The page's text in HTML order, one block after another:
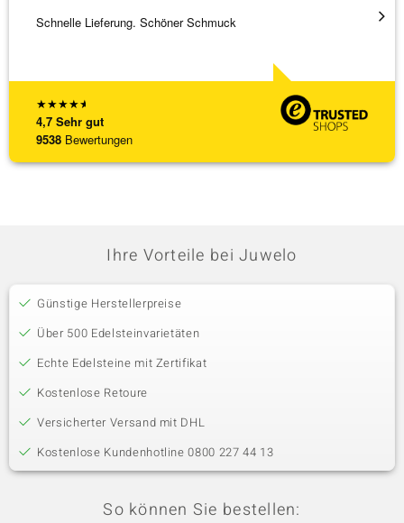
★★★★★
4,7 Sehr gut
9538 Bewertungen
Schnelle Lieferung. Schöner Schmuck
Bin
Ihre Vorteile bei Juwelo
Günstige Herstellerpreise
Über 500 Edelsteinvarietäten
Echte Edelsteine mit Zertifikat
Kostenlose Retoure
Versicherter Versand mit DHL
Kostenlose Kundenhotline 0800 227 44 13
So können Sie bestellen: